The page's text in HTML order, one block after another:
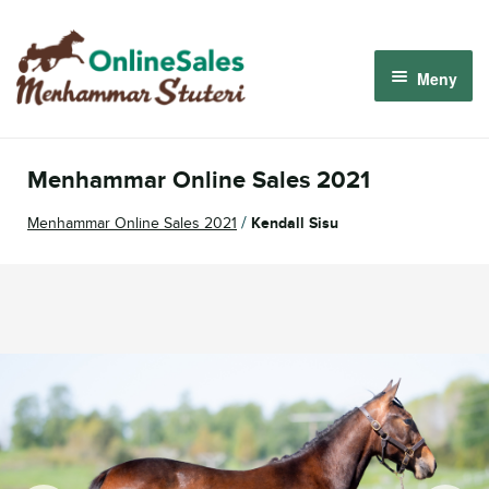
Hoppa
till
navigering
Hoppa
till
innehåll
Meny
Logga in
Menhammar Online Sales 2021
Menhammar Online Sales 2021 / Kendall Sisu